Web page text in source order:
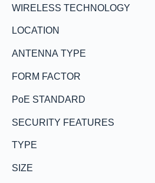
WIRELESS TECHNOLOGY
LOCATION
ANTENNA TYPE
FORM FACTOR
PoE STANDARD
SECURITY FEATURES
TYPE
SIZE